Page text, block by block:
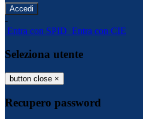
-
Entra con SPID Entra con CIE
Seleziona utente
button close ×
Recupero password